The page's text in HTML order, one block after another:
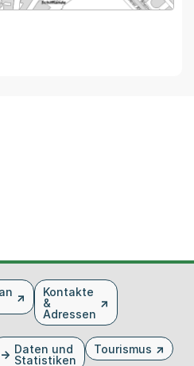
Kontakte
&
Adressen
Daten und
Statistiken
Tourismus